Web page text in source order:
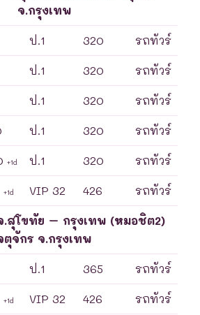
จ.กรุงเทพ
ป.1 320 รถทัวร์
ป.1 320 รถทัวร์
ป.1 320 รถทัวร์
ป.1 320 รถทัวร์
+1d ป.1 320 รถทัวร์
+1d VIP 32 426 รถทัวร์
สุโขทัย – กรุงเทพ (หมอชิต2)
ตุจักร จ.กรุงเทพ
ป.1 365 รถทัวร์
+1d VIP 32 426 รถทัวร์